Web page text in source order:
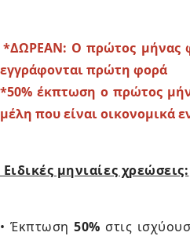
*ΔΩΡΕΑΝ: Ο πρώτος μήνας
εγγράφονται πρώτη φορά
*50% έκπτωση ο πρώτος
μέλη που είναι οικονομικά
Ειδικές μηνιαίες χρεώσεις:
• Έκπτωση50% στις